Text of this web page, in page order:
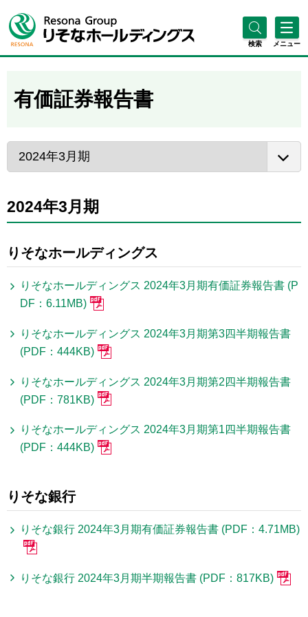
検索 メニュー
有価証券報告書
2024年3月期
りそなホールディングス
りそなホールディングス 2024年3月期有価証券報告書 (P
DF：6.11MB)
りそなホールディングス 2024年3月期第3四半期報告書
(PDF：444KB)
りそなホールディングス 2024年3月期第2四半期報告書
(PDF：781KB)
りそなホールディングス 2024年3月期第1四半期報告書
(PDF：444KB)
りそな銀行
りそな銀行 2024年3月期有価証券報告書 (PDF：4.71MB)
りそな銀行 2024年3月期半期報告書 (PDF：817KB)